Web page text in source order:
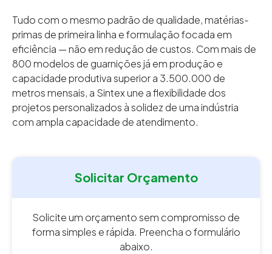
Tudo com o mesmo padrão de qualidade, matérias-
primas de primeira linha e formulação focada em
eficiência — não em redução de custos. Com mais de
800 modelos de guarnições já em produção e
capacidade produtiva superior a 3.500.000 de
metros mensais, a Sintex une a flexibilidade dos
projetos personalizados à solidez de uma indústria
com ampla capacidade de atendimento.
Solicitar Orçamento
Solicite um orçamento sem compromisso de
forma simples e rápida. Preencha o formulário
abaixo.